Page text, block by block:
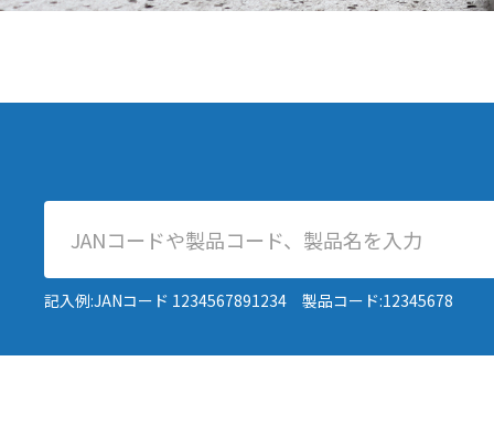
記入例:JANコード 1234567891234 製品コード:12345678